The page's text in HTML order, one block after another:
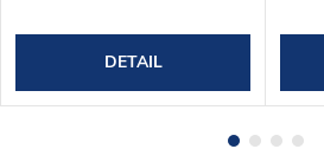
DETAIL